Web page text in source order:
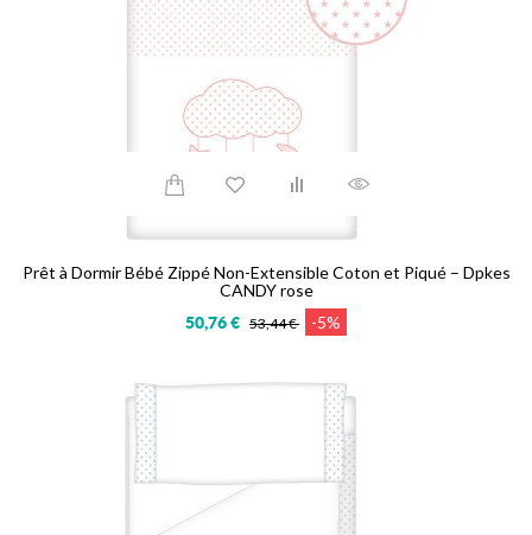
Prêt à Dormir Bébé Zippé Non-Extensible Coton et Piqué – Dpkes
CANDY rose
50,76 € 53,44 € -5%